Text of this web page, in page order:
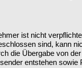
ist nicht
sind, kann
die Übergabe von
entstehen sowie